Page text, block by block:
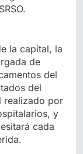
la capital, la
de
del
del
realizado por
y
cada